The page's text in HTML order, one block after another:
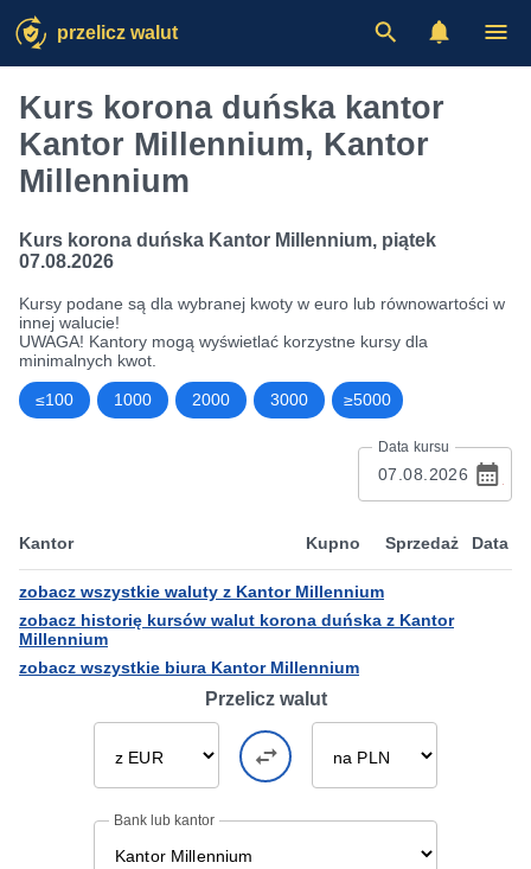
przelicz walut
Kurs korona duńska kantor
Kantor Millennium, Kantor
Millennium
Kurs korona duńska Kantor Millennium, piątek
07.08.2026
Kursy podane są dla wybranej kwoty w euro lub równowartości w
innej walucie!
UWAGA! Kantory mogą wyświetlać korzystne kursy dla
minimalnych kwot.
≤100 1000 2000 3000 ≥5000
Data kursu
Kantor Kupno Sprzedaż Data
zobacz wszystkie waluty z Kantor Millennium
zobacz historię kursów walut korona duńska z Kantor
Millennium
zobacz wszystkie biura Kantor Millennium
Przelicz walut
Bank lub kantor